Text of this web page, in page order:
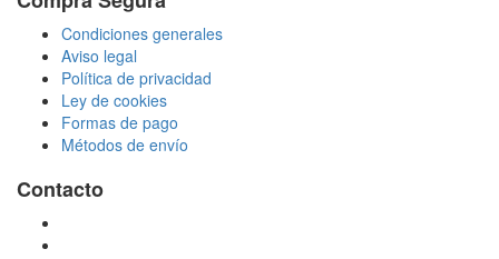
Condiciones generales
Aviso legal
Política de privacidad
Ley de cookies
Formas de pago
Métodos de envío
Contacto